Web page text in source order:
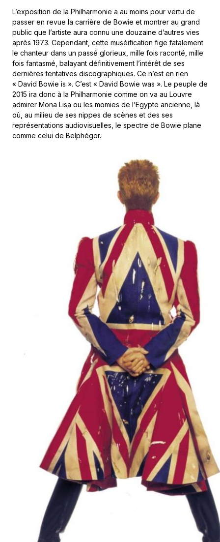
L’exposition de la Philharmonie a au moins pour vertu de
passer en revue la carrière de Bowie et montrer au grand
public que l’artiste aura connu une douzaine d’autres vies
après 1973. Cependant, cette muséification fige fatalement
le chanteur dans un passé glorieux, mille fois raconté, mille
fois fantasmé, balayant définitivement l’intérêt de ses
dernières tentatives discographiques. Ce n’est en rien
« David Bowie is ». C’est « David Bowie was ». Le peuple de
2015 ira donc à la Philharmonie comme on va au Louvre
admirer Mona Lisa ou les momies de l’Egypte ancienne, là
où, au milieu de ses nippes de scènes et des ses
représentations audiovisuelles, le spectre de Bowie plane
comme celui de Belphégor.